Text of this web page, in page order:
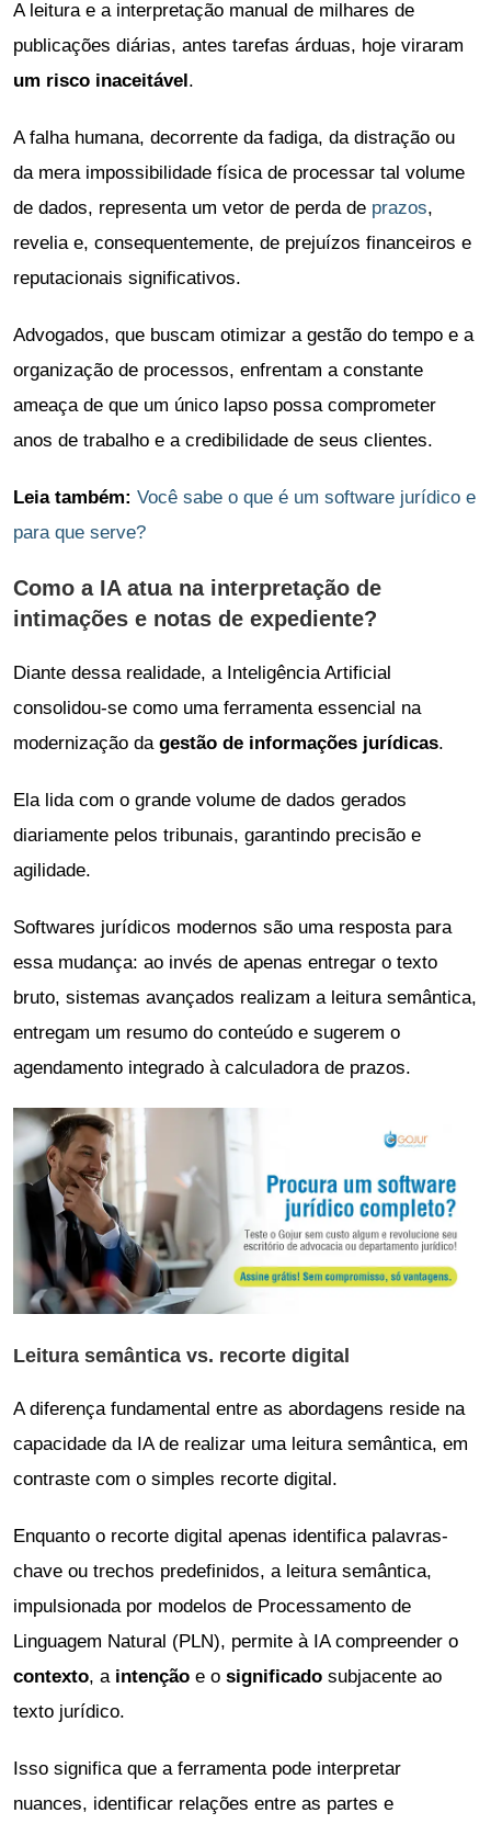
A leitura e a interpretação manual de milhares de
publicações diárias, antes tarefas árduas, hoje viraram
um risco inaceitável.
A falha humana, decorrente da fadiga, da distração ou
da mera impossibilidade física de processar tal volume
de dados, representa um vetor de perda de prazos,
revelia e, consequentemente, de prejuízos financeiros e
reputacionais significativos.
Advogados, que buscam otimizar a gestão do tempo e a
organização de processos, enfrentam a constante
ameaça de que um único lapso possa comprometer
anos de trabalho e a credibilidade de seus clientes.
Leia também: Você sabe o que é um software jurídico e
para que serve?
Como a IA atua na interpretação de
intimações e notas de expediente?
Diante dessa realidade, a Inteligência Artificial
consolidou-se como uma ferramenta essencial na
modernização da gestão de informações jurídicas.
Ela lida com o grande volume de dados gerados
diariamente pelos tribunais, garantindo precisão e
agilidade.
Softwares jurídicos modernos são uma resposta para
essa mudança: ao invés de apenas entregar o texto
bruto, sistemas avançados realizam a leitura semântica,
entregam um resumo do conteúdo e sugerem o
agendamento integrado à calculadora de prazos.
Leitura semântica vs. recorte digital
A diferença fundamental entre as abordagens reside na
capacidade da IA de realizar uma leitura semântica, em
contraste com o simples recorte digital.
Enquanto o recorte digital apenas identifica palavras-
chave ou trechos predefinidos, a leitura semântica,
impulsionada por modelos de Processamento de
Linguagem Natural (PLN), permite à IA compreender o
contexto, a intenção e o significado subjacente ao
texto jurídico.
Isso significa que a ferramenta pode interpretar
nuances, identificar relações entre as partes e